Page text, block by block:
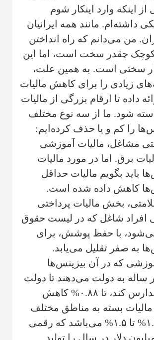
از اینکه وارد اینکار شوم
داشته‌ام. مانند همه ایرانیان
من می‌دانم که راه انداختن
چقدر سخت است، اما این
سختی است. به همین علت،
زیادی را برای کاهش مالیات
داده تا ارقام بزرگی از مالیات
شود. ما از سه نوع مختلف
را کم و یا حذف کرده‌ایم:
مشاغل، مالیات آموزشی
برق. اما در مورد مالیات
باید بگویم مالیات حداقل
بخش مالیات پرداختی
افراد شاغل که در لیست حقوق
می‌شود، با حفظ پوشش، برای
که در آن بیزینس‌ها
ساله به دولت می‌دهند تا دولت
آنرا صرف مدارس کند، تا ۰.۸۸% کاهش
بسته به مناطق مختلف
انتاریو بین ۱.۲% تا ۱.۵% می‌باشد که رقمی
۴۵۰ میلیون دلار در سال را تولید